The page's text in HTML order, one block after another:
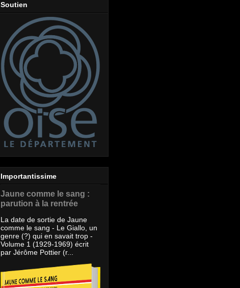
Soutien
Importantissime
Jaune comme le sang :
parution à la rentrée
La date de sortie de Jaune
comme le sang - Le Giallo, un
genre (?) qui en savait trop -
Volume 1 (1929-1969) écrit
par Jérôme Pottier (r...